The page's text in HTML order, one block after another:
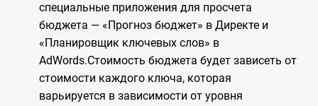
специальные приложения для просчета
бюджета — «Прогноз бюджет» в Директе и
«Планировщик ключевых слов» в
AdWords.Стоимость бюджета будет зависеть от
стоимости каждого ключа, которая
варьируется в зависимости от уровня